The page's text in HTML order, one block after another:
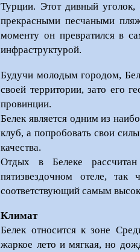
Турции. Этот дивный
прекрасными песчаными
моменту он превратился в
инфраструктурой.
Будучи молодым городом,
своей территории, зато его
провинции.
Белек является одним из
клуб, а попробовать свои
качества.
Отдых в Белеке
пятизвездочном отеле,
соответствующий самым
Климат
Белек относится к зоне
жаркое лето и мягкая, но